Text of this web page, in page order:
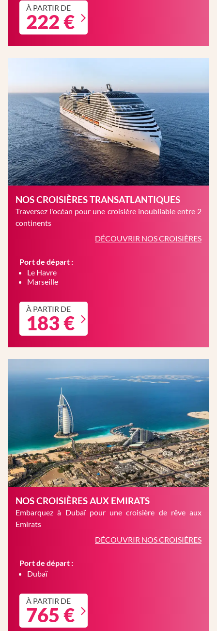
À PARTIR DE
222 €
NOS CROISIÈRES TRANSATLANTIQUES
Traversez l'océan pour une croisière inoubliable entre 2
continents
DÉCOUVRIR NOS CROISIÈRES
Port de départ :
Le Havre
Marseille
À PARTIR DE
183 €
NOS CROISIÈRES AUX EMIRATS
Embarquez à Dubaï pour une croisière de rêve aux
Emirats
DÉCOUVRIR NOS CROISIÈRES
Port de départ :
Dubaï
À PARTIR DE
765 €